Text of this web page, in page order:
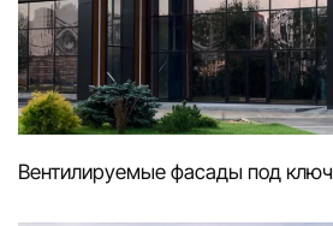
Вентилируемые фасады под ключ